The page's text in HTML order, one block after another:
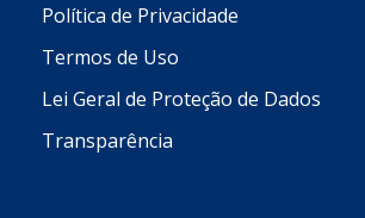
Política de Privacidade
Termos de Uso
Lei Geral de Proteção de Dados
Transparência